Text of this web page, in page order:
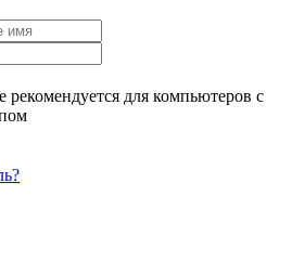
рекомендуется для компьютеров с